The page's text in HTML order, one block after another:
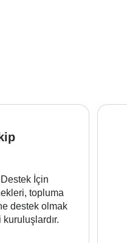
İçin
topluma
destek olmak